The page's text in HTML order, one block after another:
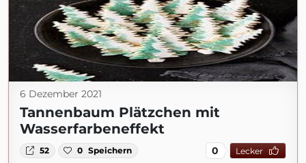
6 Dezember 2021
Tannenbaum Plätzchen mit
Wasserfarbeneffekt
52 0 Speichern 0 Lecker